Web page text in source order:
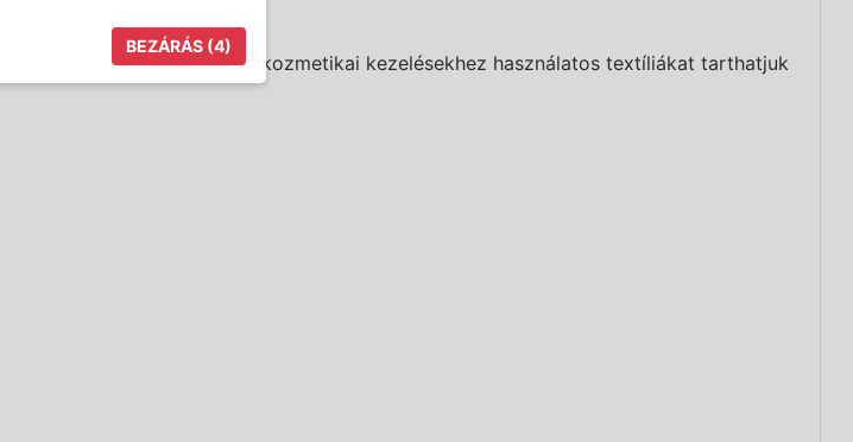
készülék, mellyel a kozmetikai kezelésekhez használatos textíliákat tarthatjuk
BEZÁRÁS (3)